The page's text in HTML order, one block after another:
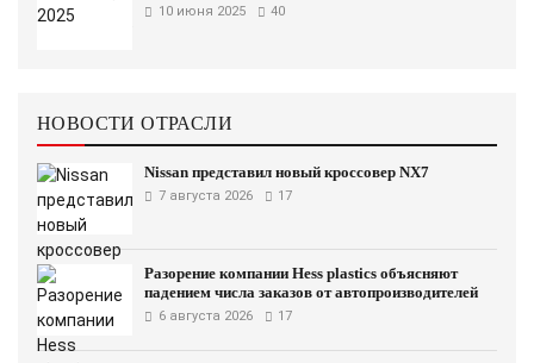
10 июня 2025 40
НОВОСТИ ОТРАСЛИ
Nissan представил новый кроссовер NX7
7 августа 2026 17
Разорение компании Hess plastics объясняют
падением числа заказов от автопроизводителей
6 августа 2026 17